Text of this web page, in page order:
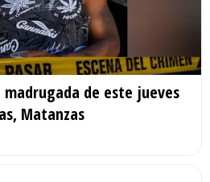
de este jueves
Matanzas